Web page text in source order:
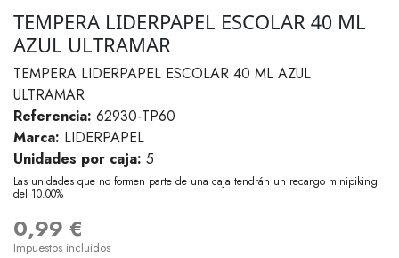
TEMPERA LIDERPAPEL ESCOLAR 40 ML
AZUL ULTRAMAR
TEMPERA LIDERPAPEL ESCOLAR 40 ML AZUL
ULTRAMAR
Referencia: 62930-TP60
Marca: LIDERPAPEL
Unidades por caja: 5
Las unidades que no formen parte de una caja tendrán un recargo minipiking
del 10.00%
0,99 €
Impuestos incluidos